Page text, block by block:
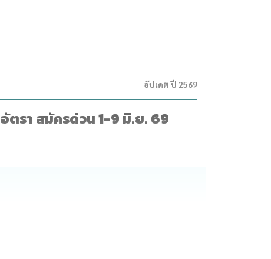
อัปเดต ปี 2569
ตรา สมัครด่วน 1-9 มิ.ย. 69